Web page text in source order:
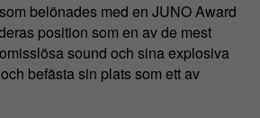
belönades med en JUNO Award
position som en av de mest
sound och sina explosiva
befästa sin plats som ett av